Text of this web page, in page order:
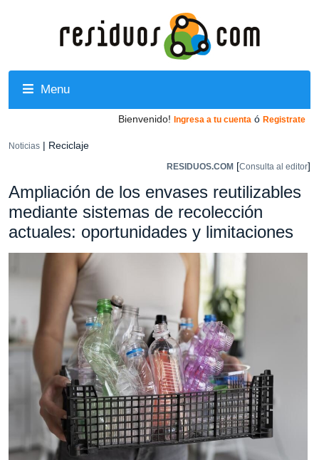
Menu
Bienvenido! Ingresa a tu cuenta ó Registrate
Noticias | Reciclaje
RESIDUOS.COM [Consulta al editor]
Ampliación de los envases reutilizables
mediante sistemas de recolección
actuales: oportunidades y limitaciones